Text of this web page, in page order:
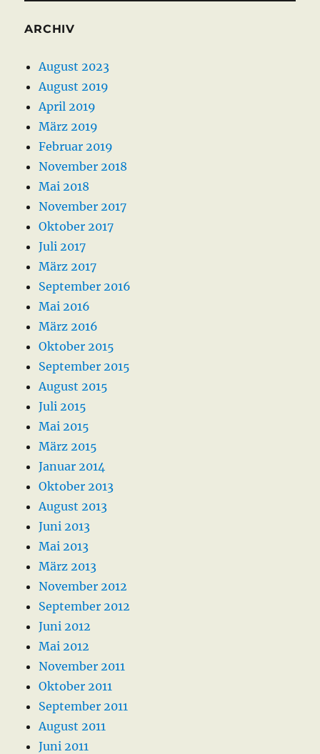
ARCHIV
August 2023
August 2019
April 2019
März 2019
Februar 2019
November 2018
Mai 2018
November 2017
Oktober 2017
Juli 2017
März 2017
September 2016
Mai 2016
März 2016
Oktober 2015
September 2015
August 2015
Juli 2015
Mai 2015
März 2015
Januar 2014
Oktober 2013
August 2013
Juni 2013
Mai 2013
März 2013
November 2012
September 2012
Juni 2012
Mai 2012
November 2011
Oktober 2011
September 2011
August 2011
Juni 2011